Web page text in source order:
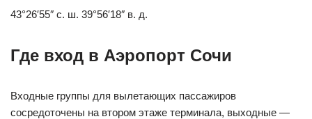
43°26′55″ с. ш. 39°56′18″ в. д.
Где вход в Аэропорт Сочи
Входные группы для вылетающих пассажиров
сосредоточены на втором этаже терминала, выходные —